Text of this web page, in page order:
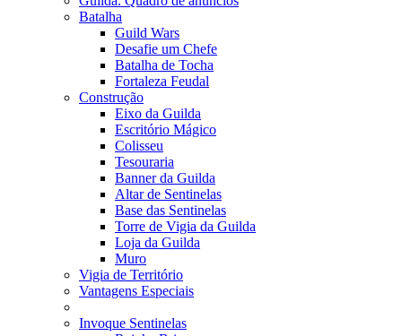
Batalha
Guild Wars
Desafie um Chefe
Batalha de Tocha
Fortaleza Feudal
Construção
Eixo da Guilda
Escritório Mágico
Colisseu
Tesouraria
Banner da Guilda
Altar de Sentinelas
Base das Sentinelas
Torre de Vigia da Guilda
Loja da Guilda
Muro
Vigia de Território
Vantagens Especiais
Invoque Sentinelas